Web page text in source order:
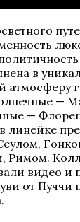
в
атмосферу
—
—
Римом.
видео и
от Пуччи